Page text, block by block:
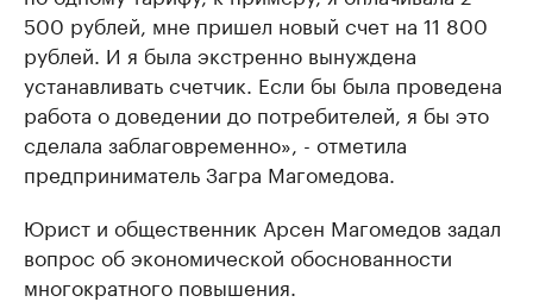
500 рублей, мне пришел новый счет на 11 800
рублей. И я была экстренно вынуждена
устанавливать счетчик. Если бы была проведена
работа о доведении до потребителей, я бы это
сделала заблаговременно», - отметила
предприниматель Загра Магомедова.
Юрист и общественник Арсен Магомедов задал
вопрос об экономической обоснованности
многократного повышения.